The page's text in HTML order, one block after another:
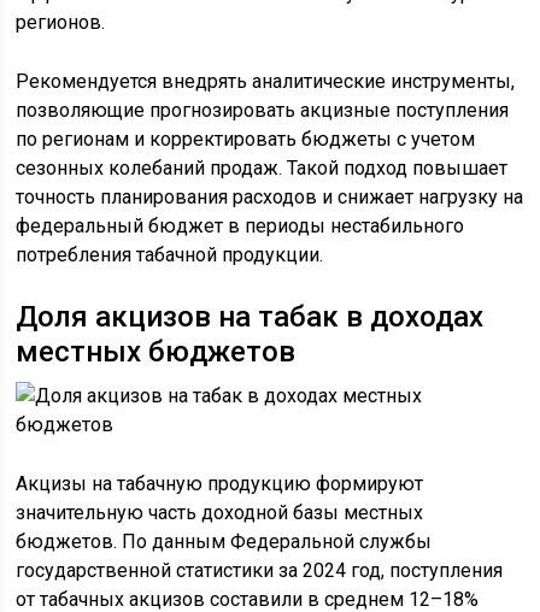
регионов.
Рекомендуется внедрять аналитические инструменты,
позволяющие прогнозировать акцизные поступления
по регионам и корректировать бюджеты с учетом
сезонных колебаний продаж. Такой подход повышает
точность планирования расходов и снижает нагрузку на
федеральный бюджет в периоды нестабильного
потребления табачной продукции.
Доля акцизов на табак в доходах
местных бюджетов
Акцизы на табачную продукцию формируют
значительную часть доходной базы местных
бюджетов. По данным Федеральной службы
государственной статистики за 2024 год, поступления
от табачных акцизов составили в среднем 12–18%